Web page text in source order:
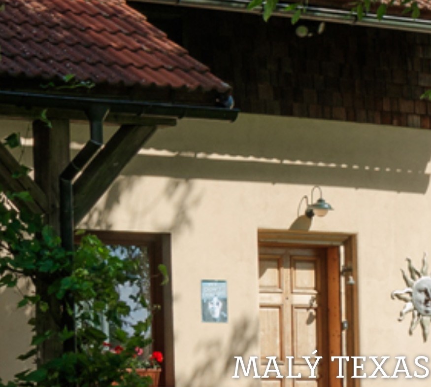
MALÝ TEXAS